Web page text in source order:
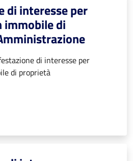
di interesse per
immobile di
di interesse per
di proprietà